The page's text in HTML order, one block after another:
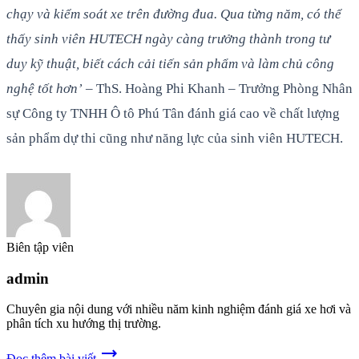
chạy và kiểm soát xe trên đường đua. Qua từng năm, có thể
thấy sinh viên HUTECH ngày càng trưởng thành trong tư
duy kỹ thuật, biết cách cải tiến sản phẩm và làm chủ công
nghệ tốt hơn’ – ThS. Hoàng Phi Khanh – Trưởng Phòng Nhân
sự Công ty TNHH Ô tô Phú Tân đánh giá cao về chất lượng
sản phẩm dự thi cũng như năng lực của sinh viên HUTECH.
Biên tập viên
admin
Chuyên gia nội dung với nhiều năm kinh nghiệm đánh giá xe hơi và
phân tích xu hướng thị trường.
trending_flat